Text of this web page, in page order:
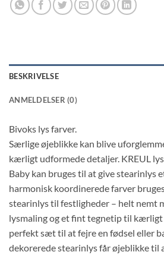
BESKRIVELSE
ANMELDELSER (0)
Bivoks lys farver.
Særlige øjeblikke kan blive
kærligt udformede detaljer. KREUL
Baby kan bruges til at give stearinlys
harmonisk koordinerede farver
stearinlys til festligheder – helt nemt
lysmaling og et fint tegnetip til kærligt
perfekt sæt til at fejre en fødsel eller
dekorerede stearinlys får øjeblikke til